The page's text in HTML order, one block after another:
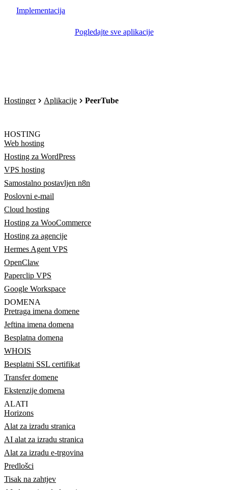
Implementacija
Pogledajte sve aplikacije
Hostinger Aplikacije PeerTube
HOSTING
Web hosting
Hosting za WordPress
VPS hosting
Samostalno postavljen n8n
Poslovni e-mail
Cloud hosting
Hosting za WooCommerce
Hosting za agencije
Hermes Agent VPS
OpenClaw
Paperclip VPS
Google Workspace
DOMENA
Pretraga imena domene
Jeftina imena domena
Besplatna domena
WHOIS
Besplatni SSL certifikat
Transfer domene
Ekstenzije domena
ALATI
Horizons
Alat za izradu stranica
AI alat za izradu stranica
Alat za izradu e-trgovina
Predlošci
Tisak na zahtjev